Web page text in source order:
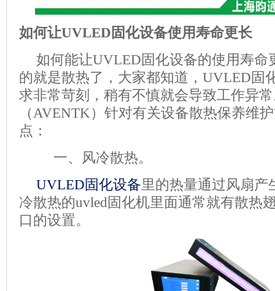
如何让UVLED固化设备使用寿命更长
如何能让UVLED固化设备的使用寿命
的就是散热了，大家都知道， UVLED固
求非常苛刻，稍有不慎就会导致工作异
（AVENTK）针对有关设备散热保养维
点：
一、
风冷散热。
UVLED固化设备里的热量通过风扇产
冷散热的uvled固化机里面通常就有散热
口的设置。